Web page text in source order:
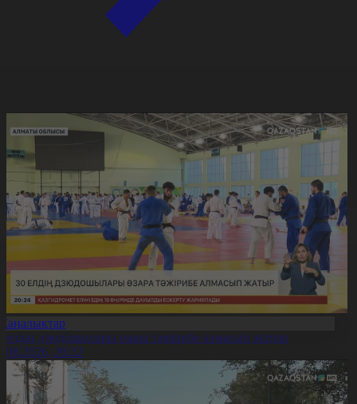
елдің дзюдошылары өзара тәжірибе алмасып жатыр
20:22